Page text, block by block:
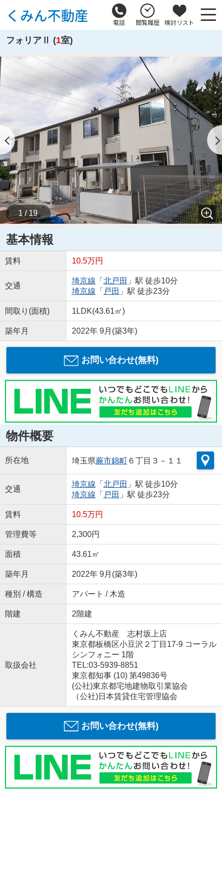
電話 閲覧履歴 検討リスト
フォリアⅡ (1室)
1 / 19
基本情報
賃料 10.5万円
交通
埼京線 「 北戸田 」駅 徒歩10分
埼京線 「 戸田 」駅 徒歩23分
間取り(面積) 1LDK(43.61㎡)
築年月 2022年 9月(築3年)
お問い合わせ(無料)
物件概要
所在地 埼玉県蕨市錦町６丁目３－１１
交通
埼京線 「 北戸田 」駅 徒歩10分
埼京線 「 戸田 」駅 徒歩23分
賃料 10.5万円
管理費等 2,300円
面積 43.61㎡
築年月 2022年 9月(築3年)
種別 / 構造 アパート / 木造
階建 2階建
取扱会社
くみん不動産 志村坂上店
東京都板橋区小豆沢２丁目17-9 コーラル
シンフォニー 1階
TEL:03-5939-8851
東京都知事 (10) 第49836号
(公社)東京都宅地建物取引業協会
（公社)日本賃貸住宅管理協会
お問い合わせ(無料)